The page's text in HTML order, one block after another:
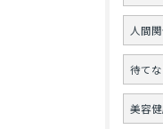
人間
待てな
美容